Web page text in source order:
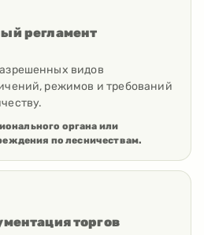
регламент
видов
режимов и требований
органа или
по лесничествам.
торгов